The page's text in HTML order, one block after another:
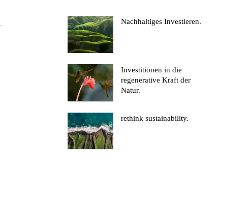
Nachhaltiges Investieren.
Investitionen in die
regenerative Kraft der
Natur.
rethink sustainability.